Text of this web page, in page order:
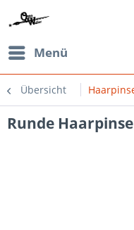
Menü
Übersicht
Runde